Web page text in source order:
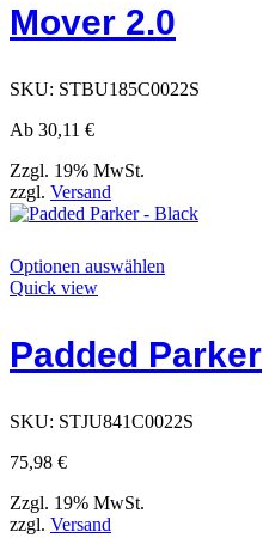
Varianten
auf.
Optionen
werden
Mover 2.0
SKU: STBU185C0022S
Ab 30,11 €
Zzgl. 19% MwSt.
zzgl. Versand
Optionen auswählen
die
auf
Produktseite
Quick view
Padded Parker
SKU: STJU841C0022S
75,98 €
Zzgl. 19% MwSt.
zzgl. Versand